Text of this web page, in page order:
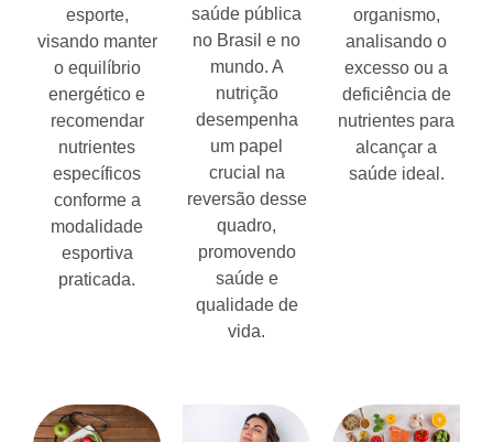
esporte,
visando manter
o equilíbrio
energético e
recomendar
nutrientes
específicos
conforme a
modalidade
esportiva
praticada.
saúde pública
no Brasil e no
mundo. A
nutrição
desempenha
um papel
crucial na
reversão desse
quadro,
promovendo
saúde e
qualidade de
vida.
organismo,
analisando o
excesso ou a
deficiência de
nutrientes para
alcançar a
saúde ideal.